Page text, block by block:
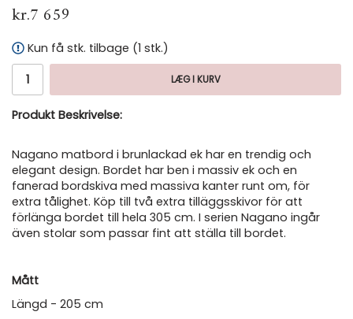
kr.7 659
Kun få stk. tilbage (1 stk.)
LÆG I KURV
Produkt Beskrivelse:
Nagano matbord i brunlackad ek har en trendig och
elegant design. Bordet har ben i massiv ek och en
fanerad bordskiva med massiva kanter runt om, för
extra tålighet. Köp till två extra tilläggsskivor för att
förlänga bordet till hela 305 cm. I serien Nagano ingår
även stolar som passar fint att ställa till bordet.
Mått
Längd - 205 cm